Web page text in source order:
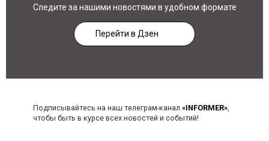
Следите за нашими новостями в удобном формате
Перейти в Дзен
Подписывайтесь на наш телеграм-канал «INFORMER»,
чтобы быть в курсе всех новостей и событий!